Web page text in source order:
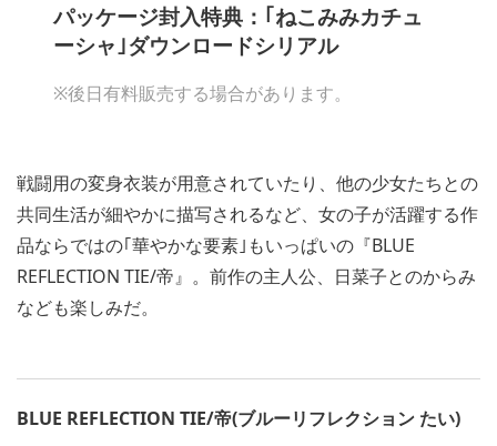
パッケージ封入特典：｢ねこみみカチュ
ーシャ｣ダウンロードシリアル
※後日有料販売する場合があります。
戦闘用の変身衣装が用意されていたり、他の少女たちとの
共同生活が細やかに描写されるなど、女の子が活躍する作
品ならではの｢華やかな要素｣もいっぱいの『BLUE
REFLECTION TIE/帝』。前作の主人公、日菜子とのからみ
なども楽しみだ。
BLUE REFLECTION TIE/帝(ブルーリフレクション たい)